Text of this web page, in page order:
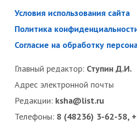
Условия использования сайта
Политика
Согласие на обработку
Главный редактор: Ступин Д.И.
Адрес электронной почты
Редакции: ksha@list.ru
Телефоны: 8 (48236) 3-62-58,